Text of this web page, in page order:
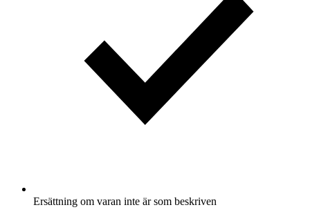
Ersättning om varan inte är som beskriven